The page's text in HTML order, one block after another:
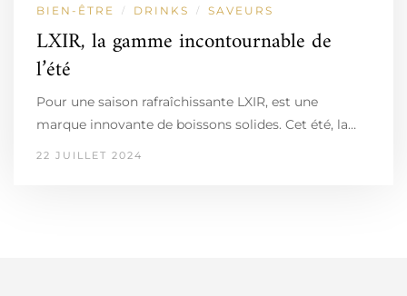
BIEN-ÊTRE / DRINKS / SAVEURS
LXIR, la gamme incontournable de
l’été
Pour une saison rafraîchissante LXIR, est une
marque innovante de boissons solides. Cet été, la…
22 JUILLET 2024